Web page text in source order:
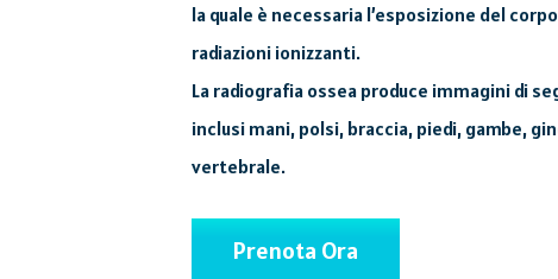
la quale è necessaria l’esposizione del
radiazioni ionizzanti.
La radiografia ossea produce immagini di
inclusi mani, polsi, braccia, piedi, gambe,
vertebrale.
Prenota Ora